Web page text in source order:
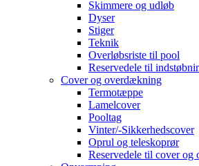
Skimmere og udløb
Dyser
Stiger
Teknik
Overløbsriste til pool
Reservedele til
Cover og overdækning
Termotæppe
Lamelcover
Pooltag
Vinter/-Sikkerhedscover
Oprul og teleskoprør
Reservedele til cover